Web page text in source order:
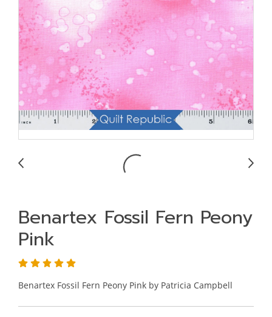
Benartex Fossil Fern Peony
Pink
Benartex Fossil Fern Peony Pink by Patricia Campbell